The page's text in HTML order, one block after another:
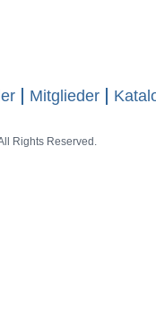
Mitglieder
Rights Reserved.